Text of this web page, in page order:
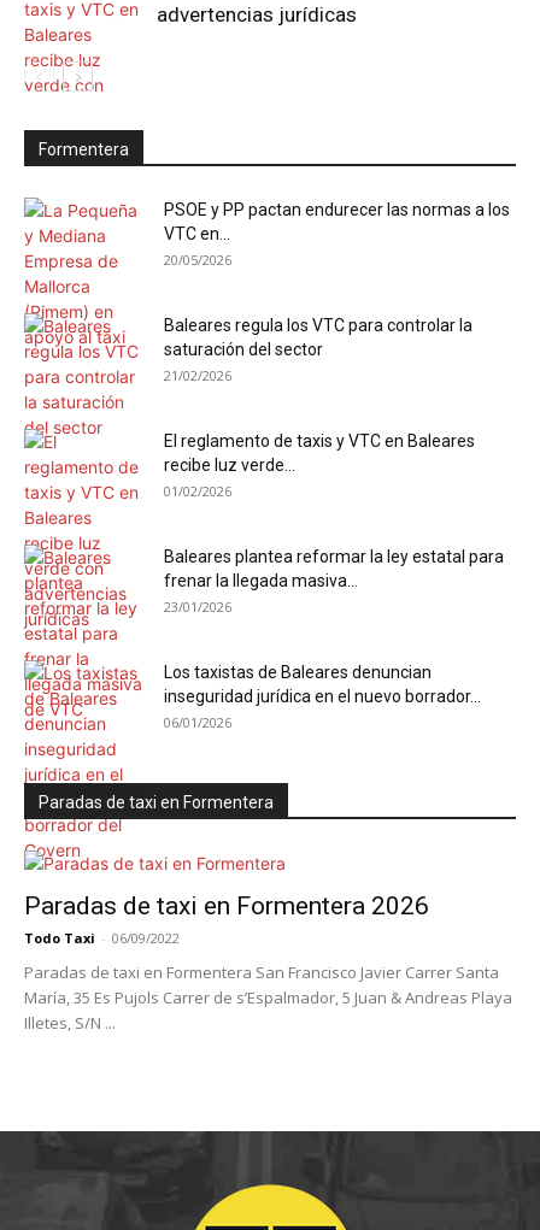
advertencias jurídicas
Formentera
PSOE y PP pactan endurecer las normas a los
VTC en...
20/05/2026
Baleares regula los VTC para controlar la
saturación del sector
21/02/2026
El reglamento de taxis y VTC en Baleares
recibe luz verde...
01/02/2026
Baleares plantea reformar la ley estatal para
frenar la llegada masiva...
23/01/2026
Los taxistas de Baleares denuncian
inseguridad jurídica en el nuevo borrador...
06/01/2026
Paradas de taxi en Formentera
Paradas de taxi en Formentera 2026
Todo Taxi - 06/09/2022
Paradas de taxi en Formentera San Francisco Javier Carrer Santa
María, 35 Es Pujols Carrer de s’Espalmador, 5 Juan & Andreas Playa
Illetes, S/N ...